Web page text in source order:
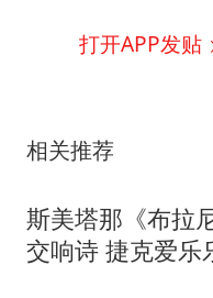
打开APP发贴
相关推荐
斯美塔那《布拉
交响诗 捷克爱乐